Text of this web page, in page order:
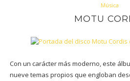
Música
MOTU
Con un carácter más moderno, este
nueve temas propios que engloban